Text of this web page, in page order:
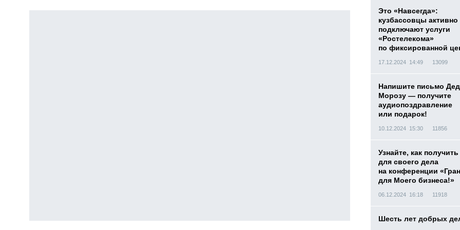
Это «Навсегда»:
кузбассовцы активно
подключают услуги
«Ростелекома»
по фиксированной
17.12.2024 14:49 13099
Напишите письмо
Морозу — получите
аудиопоздравление
или подарок!
10.12.2024 15:30 11856
Узнайте, как получить
для своего дела
на конференции
для Моего бизнеса!»
06.12.2024 16:18 11918
Шесть лет добрых